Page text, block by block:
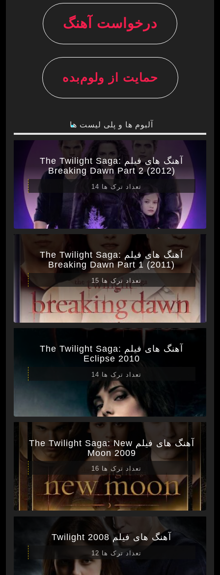
درخواست آهنگ
حمایت از ولوم‌بده
آلبوم ها و پلی لیست ها
آهنگ های فیلم The Twilight Saga:
Breaking Dawn Part 2 (2012)
تعداد ترک ها 14
آهنگ های فیلم The Twilight Saga:
Breaking Dawn Part 1 (2011)
تعداد ترک ها 15
آهنگ های فیلم The Twilight Saga:
Eclipse 2010
تعداد ترک ها 14
آهنگ های فیلم The Twilight Saga: New
Moon 2009
تعداد ترک ها 16
آهنگ های فیلم Twilight 2008
تعداد ترک ها 12